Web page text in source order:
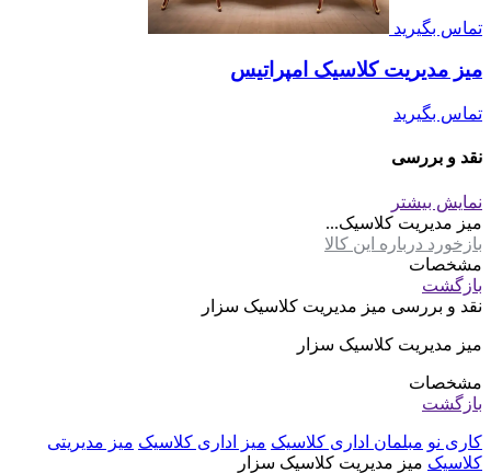
تماس بگیرید
میز مدیریت کلاسیک امپراتیس
تماس بگیرید
نقد و بررسی
نمایش بیشتر
میز مدیریت کلاسیک...
بازخورد درباره این کالا
مشخصات
بازگشت
نقد و بررسی میز مدیریت کلاسیک سزار
میز مدیریت کلاسیک سزار
مشخصات
بازگشت
کاری نو مبلمان اداری کلاسیک میز اداری کلاسیک میز مدیریتی
کلاسیک میز مدیریت کلاسیک سزار